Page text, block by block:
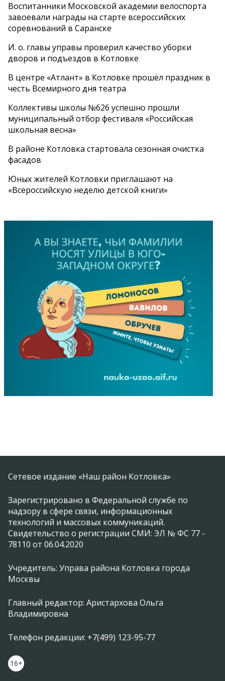
Воспитанники Московской академии велоспорта
завоевали награды на старте всероссийских
соревнований в Саранске
И. о. главы управы проверил качество уборки
дворов и подъездов в Котловке
В центре «Атлант» в Котловке прошёл праздник в
честь Всемирного дня театра
Коллективы школы №626 успешно прошли
муниципальный отбор фестиваля «Российская
школьная весна»
В районе Котловка стартовала сезонная очистка
фасадов
Юных жителей Котловки приглашают на
«Всероссийскую неделю детской книги»
Сетевое издание «Наш район Котловка»
Зарегистрировано в Федеральной службе по
надзору в сфере связи, информационных
технологий и массовых коммуникаций.
Свидетельство о регистрации СМИ: ЭЛ № ФС 77 -
78110 от 06.04.2020
Учредитель: Управа района Котловка города
Москвы
Главный редактор: Аристархова Ольга
Владимировна
Телефон редакции: +7(499) 123-95-77
16+